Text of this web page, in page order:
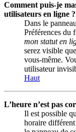
Comment puis-je
utilisateurs en ligne ?
Dans le
Préférences du
mon statut en
serez visible
vous-même.
utilisateur
Haut
L’heure n’est pas
Il est possible
horaire